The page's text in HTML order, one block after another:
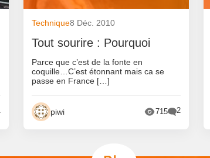
Technique8 Déc. 2010
Tout sourire : Pourquoi
Parce que c’est de la fonte en
coquille…C’est étonnant mais ca se
passe en France […]
piwi 715 2